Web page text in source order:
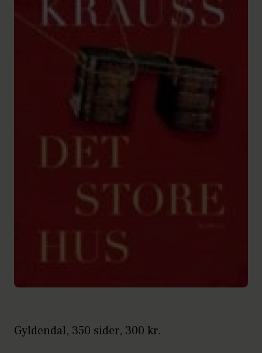
Gyldendal, 350 sider, 300 kr.